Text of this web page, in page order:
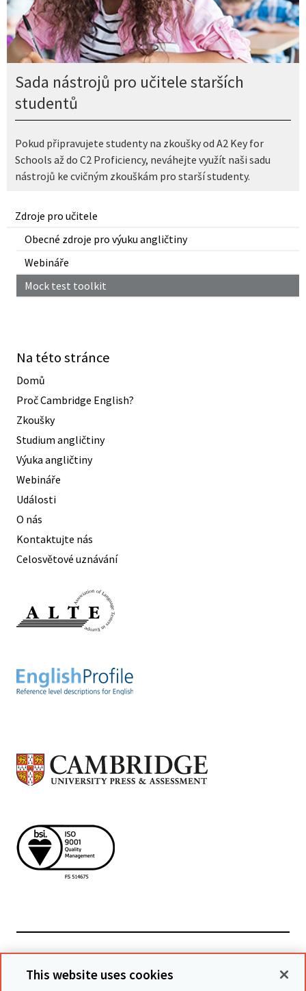
Zdroje pro učitele
Obecné zdroje pro výuku angličtiny
Webináře
Mock test toolkit
Sada nástrojů pro učitele starších
studentů
Pokud připravujete studenty na zkoušky od A2 Key for
Schools až do C2 Proficiency, neváhejte využít naši sadu
nástrojů ke cvičným zkouškám pro starší studenty.
Na této stránce
Domů
Proč Cambridge English?
Zkoušky
Studium angličtiny
Výuka angličtiny
Webináře
Události
O nás
Kontaktujte nás
Celosvětové uznávání
Podívejte se na související stránky
This website uses cookies